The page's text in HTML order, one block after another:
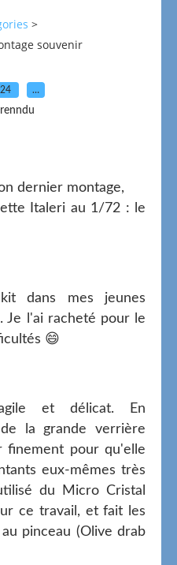
>
souvenir
…
dernier montage,
Italeri au 1/72 : le
dans mes jeunes
Je l'ai racheté pour le
😄
et délicat. En
la grande verrière
finement pour qu'elle
eux-mêmes très
du Micro Cristal
ce travail, et fait les
pinceau (Olive drab